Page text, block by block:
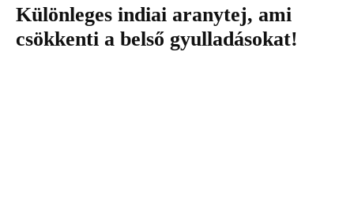
Különleges indiai aranytej, ami
csökkenti a belső gyulladásokat!